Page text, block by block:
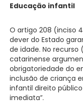
Educação infantil
O artigo 208 (inciso
dever do Estado
de idade. No
catarinense
obrigatoriedade do
inclusão de criança
infantil direito
imediata”.